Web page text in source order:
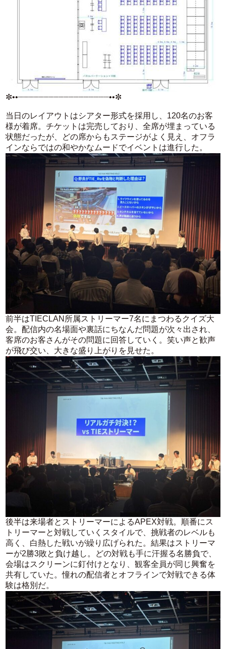
✼••┈┈┈┈┈┈┈┈┈┈┈┈┈┈┈┈┈┈••✼
当日のレイアウトはシアター形式を採用し、120名のお客
様が着席。チケットは完売しており、全席が埋まっている
状態だったが、どの席からもステージがよく見え、オフラ
インならではの和やかなムードでイベントは進行した。
前半はTIECLAN所属ストリーマー7名にまつわるクイズ大
会。配信内の名場面や裏話にちなんだ問題が次々出され、
客席のお客さんがその問題に回答していく。笑い声と歓声
が飛び交い、大きな盛り上がりを見せた。
後半は来場者とストリーマーによるAPEX対戦。順番にス
トリーマーと対戦していくスタイルで、挑戦者のレベルも
高く、白熱した戦いが繰り広げられた。結果はストリーマ
ーが2勝3敗と負け越し。どの対戦も手に汗握る名勝負で、
会場はスクリーンに釘付けとなり、観客全員が同じ興奮を
共有していた。憧れの配信者とオフラインで対戦できる体
験は格別だ。